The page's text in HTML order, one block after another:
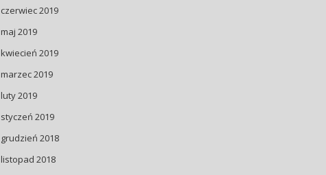
czerwiec 2019
maj 2019
kwiecień 2019
marzec 2019
luty 2019
styczeń 2019
grudzień 2018
listopad 2018